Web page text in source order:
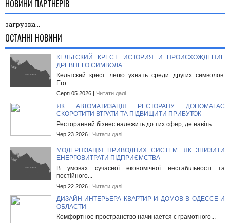
НОВИНИ ПАРТНЕРІВ
загрузка...
ОСТАННІ НОВИНИ
КЕЛЬТСКИЙ КРЕСТ: ИСТОРИЯ И ПРОИСХОЖДЕНИЕ
ДРЕВНЕГО СИМВОЛА
Кельтский крест легко узнать среди других символов.
Его...
Серп 05 2026 | Читати далі
ЯК АВТОМАТИЗАЦІЯ РЕСТОРАНУ ДОПОМАГАЄ
СКОРОТИТИ ВТРАТИ ТА ПІДВИЩИТИ ПРИБУТОК
Ресторанний бізнес належить до тих сфер, де навіть...
Чер 23 2026 | Читати далі
МОДЕРНІЗАЦІЯ ПРИВОДНИХ СИСТЕМ: ЯК ЗНИЗИТИ
ЕНЕРГОВИТРАТИ ПІДПРИЄМСТВА
В умовах сучасної економічної нестабільності та
постійного...
Чер 22 2026 | Читати далі
ДИЗАЙН ИНТЕРЬЕРА КВАРТИР И ДОМОВ В ОДЕССЕ И
ОБЛАСТИ
Комфортное пространство начинается с грамотного...